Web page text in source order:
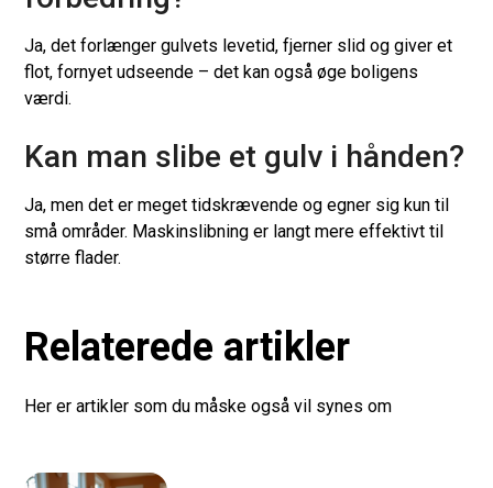
Ja, det forlænger gulvets levetid, fjerner slid og giver et
flot, fornyet udseende – det kan også øge boligens
værdi.
Kan man slibe et gulv i hånden?
Ja, men det er meget tidskrævende og egner sig kun til
små områder. Maskinslibning er langt mere effektivt til
større flader.
Relaterede artikler
Her er artikler som du måske også vil synes om